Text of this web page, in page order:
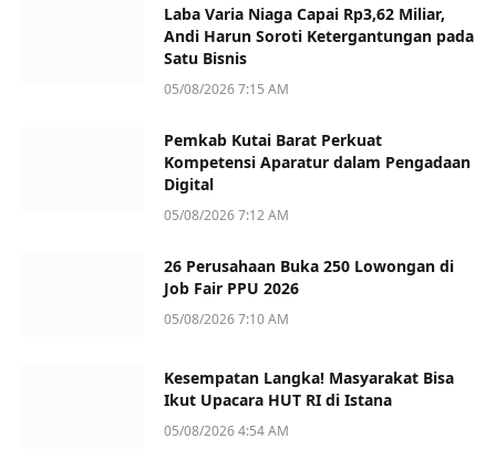
Laba Varia Niaga Capai Rp3,62 Miliar,
Andi Harun Soroti Ketergantungan pada
Satu Bisnis
05/08/2026 7:15 AM
Pemkab Kutai Barat Perkuat
Kompetensi Aparatur dalam Pengadaan
Digital
05/08/2026 7:12 AM
26 Perusahaan Buka 250 Lowongan di
Job Fair PPU 2026
05/08/2026 7:10 AM
Kesempatan Langka! Masyarakat Bisa
Ikut Upacara HUT RI di Istana
05/08/2026 4:54 AM